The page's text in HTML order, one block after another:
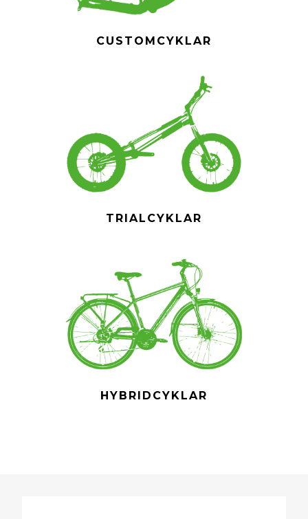
CUSTOMCYKLAR
TRIALCYKLAR
HYBRIDCYKLAR